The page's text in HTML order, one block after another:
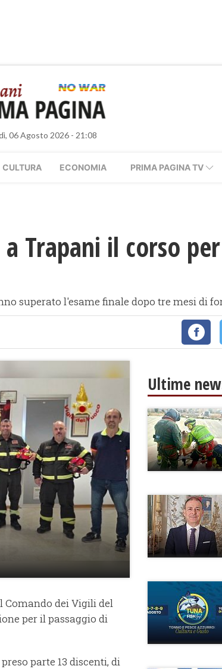
06 Agosto 2026 - 21:08
CULTURA ECONOMIA PRIMA PAGINA TV
Trapani il corso
superato l'esame finale dopo tre mesi di
Comando dei Vigili del
per il passaggio di
parte 13 discenti, di
Ultime